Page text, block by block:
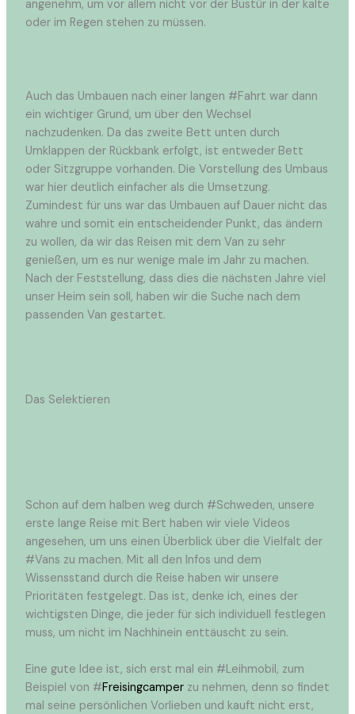
angenehm, um vor allem nicht vor der Bustür in der kalte
oder im Regen stehen zu müssen.
Auch das Umbauen nach einer langen #Fahrt war dann
ein wichtiger Grund, um über den Wechsel
nachzudenken. Da das zweite Bett unten durch
Umklappen der Rückbank erfolgt, ist entweder Bett
oder Sitzgruppe vorhanden. Die Vorstellung des Umbaus
war hier deutlich einfacher als die Umsetzung.
Zumindest für uns war das Umbauen auf Dauer nicht das
wahre und somit ein entscheidender Punkt, das ändern
zu wollen, da wir das Reisen mit dem Van zu sehr
genießen, um es nur wenige male im Jahr zu machen.
Nach der Feststellung, dass dies die nächsten Jahre viel
unser Heim sein soll, haben wir die Suche nach dem
passenden Van gestartet.
Das Selektieren
Schon auf dem halben weg durch #Schweden, unsere
erste lange Reise mit Bert haben wir viele Videos
angesehen, um uns einen Überblick über die Vielfalt der
#Vans zu machen. Mit all den Infos und dem
Wissensstand durch die Reise haben wir unsere
Prioritäten festgelegt. Das ist, denke ich, eines der
wichtigsten Dinge, die jeder für sich individuell festlegen
muss, um nicht im Nachhinein enttäuscht zu sein.
Eine gute Idee ist, sich erst mal ein #Leihmobil, zum
Beispiel von #Freisingcamperzu nehmen, denn so findet
mal seine persönlichen Vorlieben und kauft nicht erst,